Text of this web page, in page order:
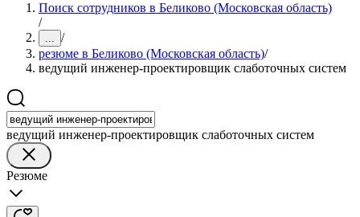
Поиск сотрудников в Беликово (Московская область)
/
... /
резюме в Беликово (Московская область)/
ведущий инженер-проектировщик слаботочных систем
ведущий инженер-проектировщик слаботочных систем
Резюме